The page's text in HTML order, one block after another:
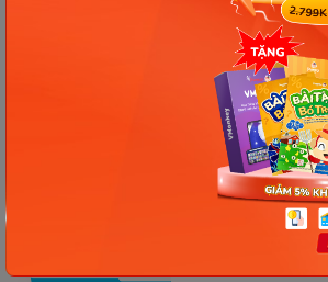
Các Bài Viết Mới Nhất
[Thảo luận] Cơn
vạ) của trẻ | Kỷ